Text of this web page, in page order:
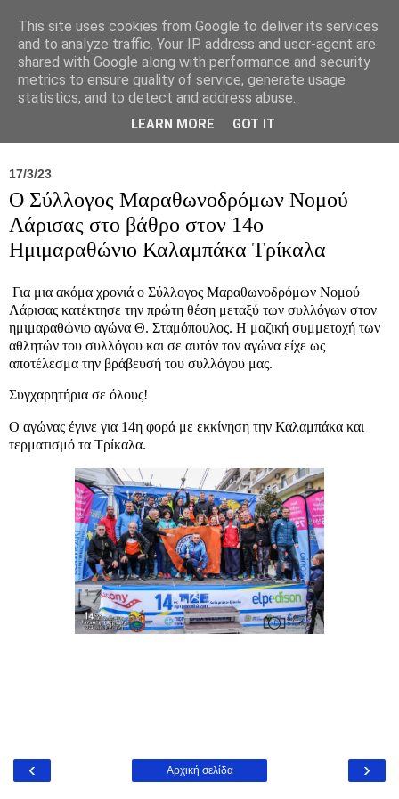
Σύλλογος Ιπποκράτειος
17/3/23
Ο Σύλλογος Μαραθωνοδρόμων Νομού
Λάρισας στο βάθρο στον 14ο
Ημιμαραθώνιο Καλαμπάκα Τρίκαλα
Για μια ακόμα χρονιά ο Σύλλογος Μαραθωνοδρόμων Νομού
Λάρισας κατέκτησε την πρώτη θέση μεταξύ των συλλόγων στον
ημιμαραθώνιο αγώνα Θ. Σταμόπουλος. Η μαζική συμμετοχή των
αθλητών του συλλόγου και σε αυτόν τον αγώνα είχε ως
αποτέλεσμα την βράβευσή του συλλόγου μας.
Συγχαρητήρια σε όλους!
Ο αγώνας έγινε για 14η φορά με εκκίνηση την Καλαμπάκα και
τερματισμό τα Τρίκαλα.
‹ ›
Αρχική σελίδα
This site uses cookies from Google to deliver its services
and to analyze traffic. Your IP address and user-agent are
shared with Google along with performance and security
metrics to ensure quality of service, generate usage
statistics, and to detect and address abuse.
LEARN MORE GOT IT